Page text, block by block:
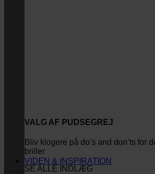
VALG AF PUDSEGREJ
Bliv klogere på do’s and don’ts for
briller
SE ALLE INDLÆG
VIDEN & INSPIRATION